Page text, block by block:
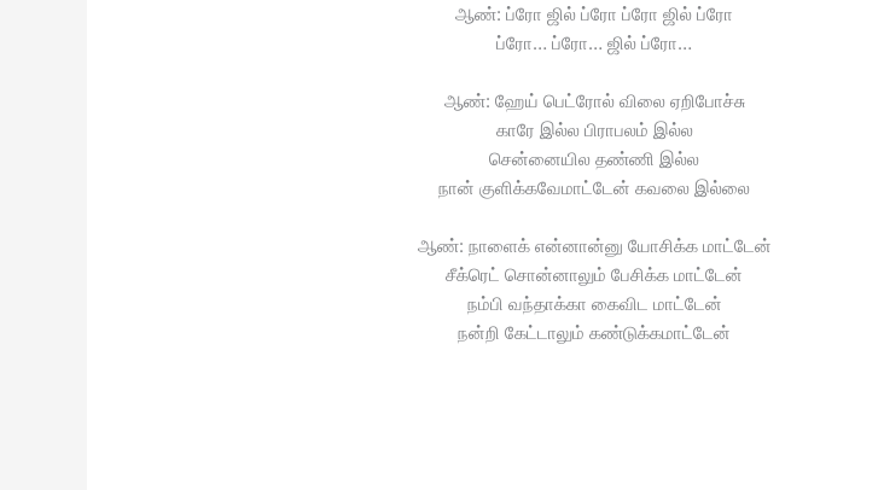
ஆண்: ப்ரோ ஜில் ப்ரோ ப்ரோ ஜில் ப்ரோ
ப்ரோ… ப்ரோ… ஜில் ப்ரோ…
ஆண்: ஹேய் பெட்ரோல் விலை ஏறிபோச்சு
காரே இல்ல பிராபலம் இல்ல
சென்னையில தண்ணி இல்ல
நான் குளிக்கவேமாட்டேன் கவலை இல்லை
ஆண்: நாளைக் என்னான்னு யோசிக்க மாட்டேன்
சீக்ரெட் சொன்னாலும் பேசிக்க மாட்டேன்
நம்பி வந்தாக்கா கைவிட மாட்டேன்
நன்றி கேட்டாலும் கண்டுக்கமாட்டேன்